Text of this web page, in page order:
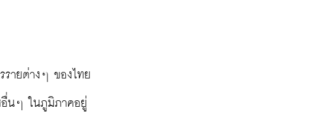
รายต่างๆ ของไทย
อื่นๆ ในภูมิภาคอยู่